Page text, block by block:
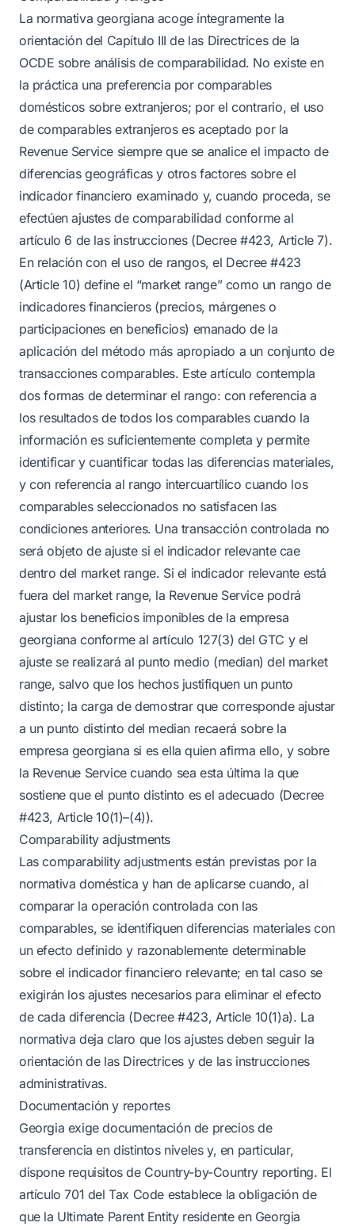
La normativa georgiana acoge íntegramente la
orientación del Capítulo III de las Directrices de la
OCDE sobre análisis de comparabilidad. No existe en
la práctica una preferencia por comparables
domésticos sobre extranjeros; por el contrario, el uso
de comparables extranjeros es aceptado por la
Revenue Service siempre que se analice el impacto de
diferencias geográficas y otros factores sobre el
indicador financiero examinado y, cuando proceda, se
efectúen ajustes de comparabilidad conforme al
artículo 6 de las instrucciones (Decree #423, Article 7).
En relación con el uso de rangos, el Decree #423
(Article 10) define el “market range” como un rango de
indicadores financieros (precios, márgenes o
participaciones en beneficios) emanado de la
aplicación del método más apropiado a un conjunto de
transacciones comparables. Este artículo contempla
dos formas de determinar el rango: con referencia a
los resultados de todos los comparables cuando la
información es suficientemente completa y permite
identificar y cuantificar todas las diferencias materiales,
y con referencia al rango intercuartílico cuando los
comparables seleccionados no satisfacen las
condiciones anteriores. Una transacción controlada no
será objeto de ajuste si el indicador relevante cae
dentro del market range. Si el indicador relevante está
fuera del market range, la Revenue Service podrá
ajustar los beneficios imponibles de la empresa
georgiana conforme al artículo 127(3) del GTC y el
ajuste se realizará al punto medio (median) del market
range, salvo que los hechos justifiquen un punto
distinto; la carga de demostrar que corresponde ajustar
a un punto distinto del median recaerá sobre la
empresa georgiana si es ella quien afirma ello, y sobre
la Revenue Service cuando sea esta última la que
sostiene que el punto distinto es el adecuado (Decree
#423, Article 10(1)–(4)).
Comparability adjustments
Las comparability adjustments están previstas por la
normativa doméstica y han de aplicarse cuando, al
comparar la operación controlada con las
comparables, se identifiquen diferencias materiales con
un efecto definido y razonablemente determinable
sobre el indicador financiero relevante; en tal caso se
exigirán los ajustes necesarios para eliminar el efecto
de cada diferencia (Decree #423, Article 10(1)a). La
normativa deja claro que los ajustes deben seguir la
orientación de las Directrices y de las instrucciones
administrativas.
Documentación y reportes
Georgia exige documentación de precios de
transferencia en distintos niveles y, en particular,
dispone requisitos de Country-by-Country reporting. El
artículo 701 del Tax Code establece la obligación de
que la Ultimate Parent Entity residente en Georgia